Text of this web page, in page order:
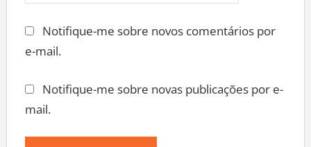
Notifique-me sobre novos comentários por
e-mail.
Notifique-me sobre novas publicações por e-
mail.